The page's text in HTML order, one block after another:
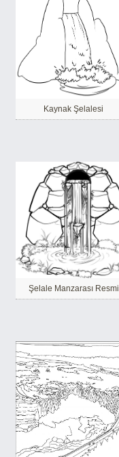
Kaynak Şelalesi
Şelale Manzarası Resmi